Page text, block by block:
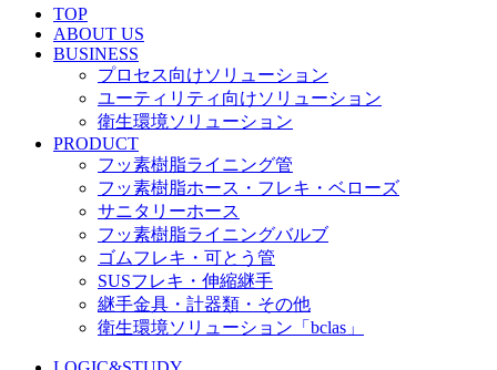
TOP
ABOUT US
BUSINESS
プロセス向けソリューション
ユーティリティ向けソリューション
衛生環境ソリューション
PRODUCT
フッ素樹脂ライニング管
フッ素樹脂ホース・フレキ・ベローズ
サニタリーホース
フッ素樹脂ライニングバルブ
ゴムフレキ・可とう管
SUSフレキ・伸縮継手
継手金具・計器類・その他
衛生環境ソリューション「bclas」